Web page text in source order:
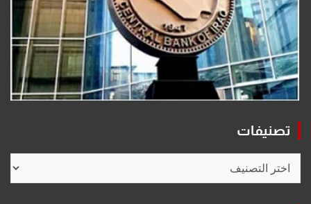
تصنيفات